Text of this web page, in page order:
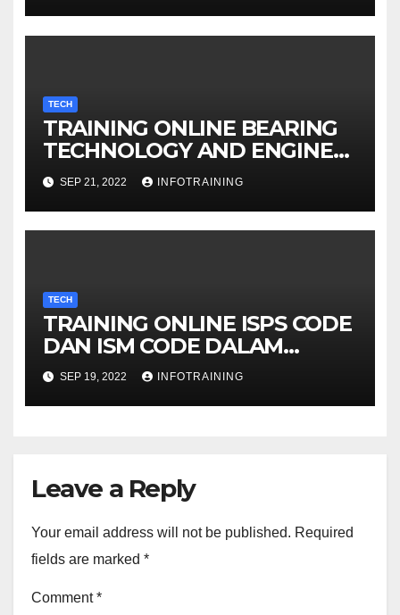
TECH
TRAINING ONLINE BEARING
TECHNOLOGY AND ENGINE
LUBRICATION SYSTEM
SEP 21, 2022 INFOTRAINING
TECH
TRAINING ONLINE ISPS CODE
DAN ISM CODE DALAM
PELAYARAN
SEP 19, 2022 INFOTRAINING
Leave a Reply
Your email address will not be published. Required
fields are marked *
Comment*